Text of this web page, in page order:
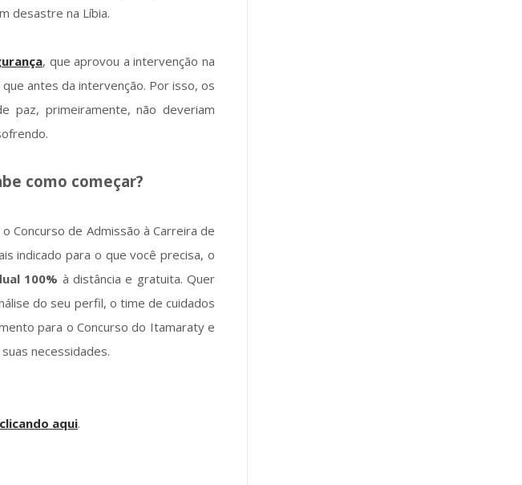
desastre na Líbia.
, que aprovou a intervenção na
antes da intervenção. Por isso, os
paz, primeiramente, não deveriam
como começar?
Concurso de Admissão à Carreira de
indicado para o que você precisa, o
100% à distância e gratuita. Quer
do seu perfil, o time de cuidados
para o Concurso do Itamaraty e
necessidades.
clicando aqui.